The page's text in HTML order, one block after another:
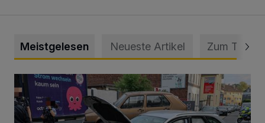
Meistgelesen Neueste Artikel Zum Thema
Schwerer Unfall mit 2,48 Promille